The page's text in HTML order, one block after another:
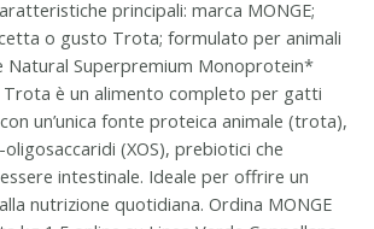
principali: marca MONGE;
o gusto Trota; formulato per animali
Natural Superpremium Monoprotein*
è un alimento completo per gatti
un’unica fonte proteica animale (trota),
(XOS), prebiotici che
intestinale. Ideale per offrire un
nutrizione quotidiana. Ordina MONGE